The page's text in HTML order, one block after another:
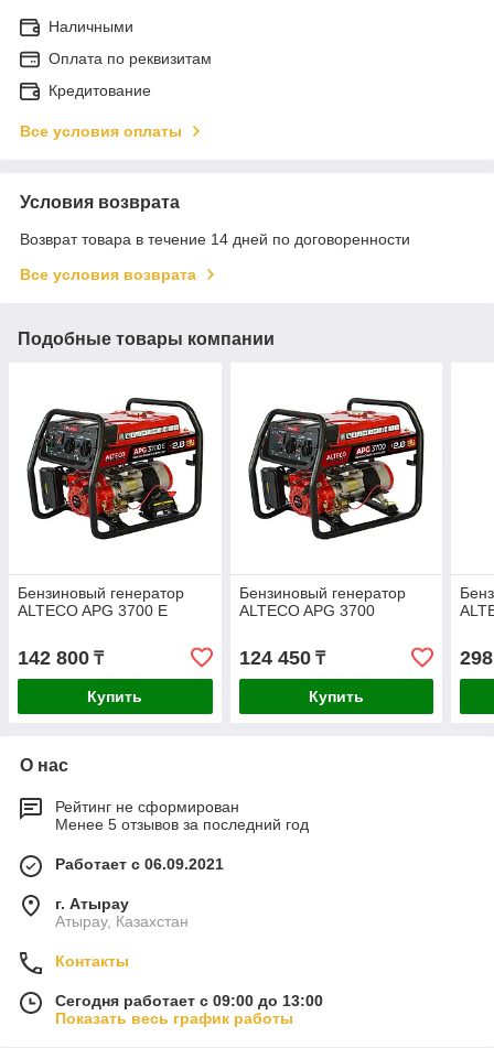
Наличными
Оплата по реквизитам
Кредитование
Все условия оплаты
Условия возврата
Возврат товара в течение 14 дней по договоренности
Все условия возврата
Подобные товары компании
Бензиновый генератор
ALTECO APG 3700 E
142 800 ₸
Купить
Бензиновый генератор
ALTECO APG 3700
124 450₸
Купить
О нас
Рейтинг не сформирован
Менее 5 отзывов за последний год
Работает с 06.09.2021
г. Атырау
Атырау, Казахстан
Контакты
Сегодня работает с 09:00 до 13:00
Показать весь график работы